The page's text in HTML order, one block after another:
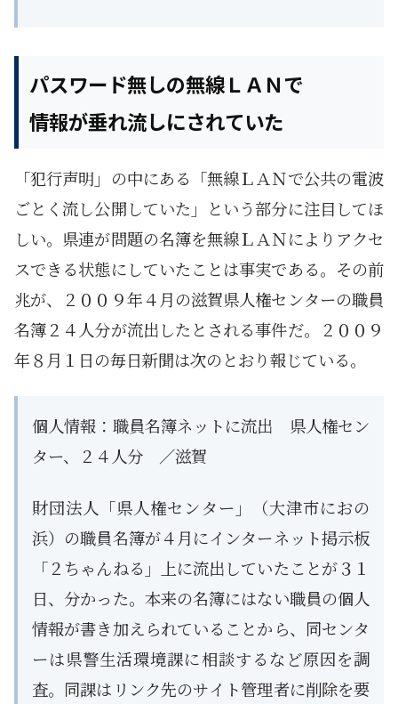
パスワード無しの無線ＬＡＮで
情報が垂れ流しにされていた
「犯行声明」の中にある「無線ＬＡＮで公共の電波
ごとく流し公開していた」という部分に注目してほ
しい。県連が問題の名簿を無線ＬＡＮによりアクセ
スできる状態にしていたことは事実である。その前
兆が、２００９年４月の滋賀県人権センターの職員
名簿２４人分が流出したとされる事件だ。２００９
年８月１日の毎日新聞は次のとおり報じている。
個人情報：職員名簿ネットに流出 県人権セン
ター、２４人分 ／滋賀
財団法人「県人権センター」（大津市におの
浜）の職員名簿が４月にインターネット掲示板
「２ちゃんねる」上に流出していたことが３１
日、分かった。本来の名簿にはない職員の個人
情報が書き加えられていることから、同センタ
ーは県警生活環境課に相談するなど原因を調
査。同課はリンク先のサイト管理者に削除を要